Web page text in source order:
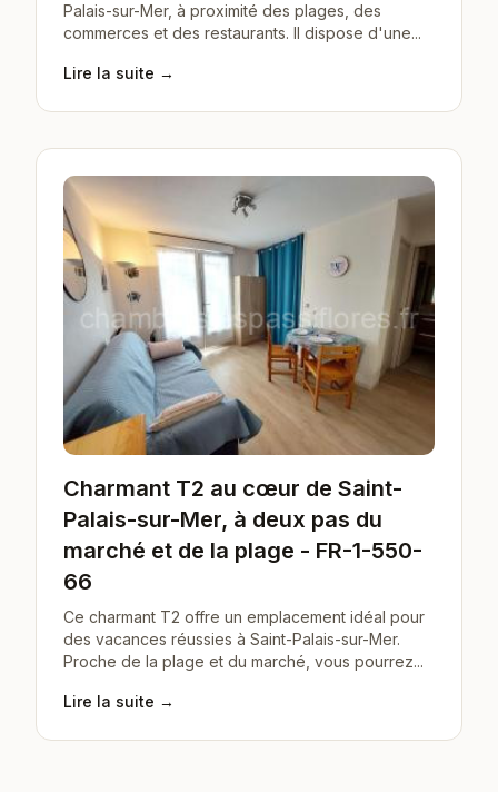
Palais-sur-Mer, à proximité des plages, des
commerces et des restaurants. Il dispose d'une...
Lire la suite →
Charmant T2 au cœur de Saint-
Palais-sur-Mer, à deux pas du
marché et de la plage - FR-1-550-
66
Ce charmant T2 offre un emplacement idéal pour
des vacances réussies à Saint-Palais-sur-Mer.
Proche de la plage et du marché, vous pourrez...
Lire la suite →